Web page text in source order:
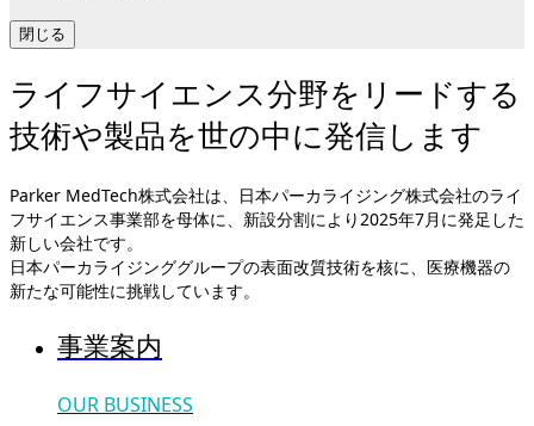
閉じる
ライフサイエンス分野をリードする
技術や製品を世の中に発信します
Parker MedTech株式会社は、日本パーカライジング株式会社のライ
フサイエンス事業部を母体に、新設分割により2025年7月に発足した
新しい会社です。
日本パーカライジンググループの表面改質技術を核に、医療機器の
新たな可能性に挑戦しています。
事業案内
OUR BUSINESS